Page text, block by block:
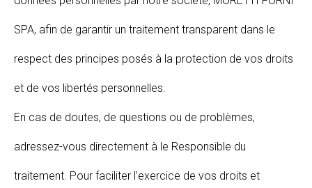
SPA, afin de garantir un traitement transparent dans le
respect des principes posés à la protection de vos droits
et de vos libertés personnelles.
En cas de doutes, de questions ou de problèmes,
adressez-vous directement à le Responsible du
traitement. Pour faciliter l’exercice de vos droits et